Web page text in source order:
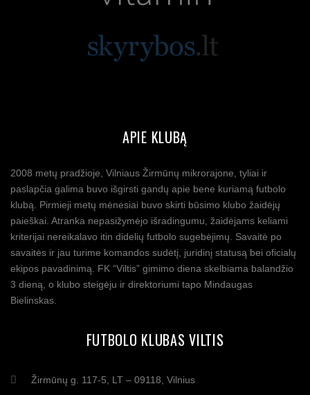
APIE KLUBĄ
2008 metų pradžioje, Vilniaus Žirmūnų mikrorajone, tyliai ir
paslapčia galima buvo išgirsti gandų apie bene kuriamą futbolo
klubą. Pirmieji metų mėnesiai buvo skirti būsimo klubo žaidėjų
paieškai. Atranka nepasižymėjo išradingumu, žaidėjams keliami
kriterijai nereikalavo itin didelių futbolo sugebėjimų. Savaitė po
savaitės ir jau turime komandos sudėtį, juridinį statusą bei oficialų
ekipos pavadinimą. FK “Viltis” gimimo diena skelbiama balandžio
3 dieną, o klubo steigėju ir direktoriumi tapo Mindaugas
Bielinskas.
FUTBOLO KLUBAS VILTIS
Žirmūnų g. 117-5, LT – 09118, Vilnius